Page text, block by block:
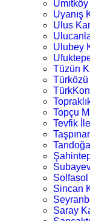
Uyanış
Ulus
Ulubey
Tüzün
Topçu
Tevfik
Sincan
Saray